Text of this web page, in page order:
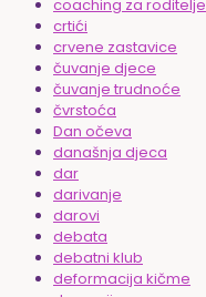
coaching za roditelje
crtići
crvene zastavice
čuvanje djece
čuvanje trudnoće
čvrstoća
Dan očeva
današnja djeca
dar
darivanje
darovi
debata
debatni klub
deformacija kičme